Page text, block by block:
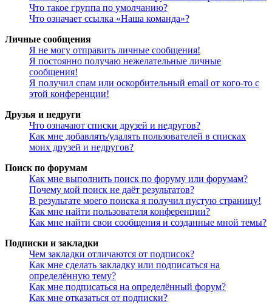
Что такое группа по умолчанию?
Что означает ссылка «Наша команда»?
Личные сообщения
Я не могу отправить личные сообщения!
Я постоянно получаю нежелательные личные
сообщения!
Я получил спам или оскорбительный email от кого-то с
этой конференции!
Друзья и недруги
Что означают списки друзей и недругов?
Как мне добавлять/удалять пользователей в списках
моих друзей и недругов?
Поиск по форумам
Как мне выполнить поиск по форуму или форумам?
Почему мой поиск не даёт результатов?
В результате моего поиска я получил пустую страницу!
Как мне найти пользователя конференции?
Как мне найти свои сообщения и созданные мной темы?
Подписки и закладки
Чем закладки отличаются от подписок?
Как мне сделать закладку или подписаться на
определённую тему?
Как мне подписаться на определённый форум?
Как мне отказаться от подписки?